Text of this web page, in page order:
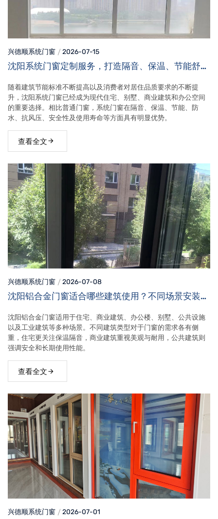
兴德顺系统门窗 2026-07-15
沈阳系统门窗定制服务，打造隔音、保温、节能舒适
随着建筑节能标准不断提高以及消费者对居住品质要求的不断提
升，沈阳系统门窗已经成为现代住宅、别墅、商业建筑和办公空间
的重要选择。相比普通门窗，系统门窗在隔音、保温、节能、防
水、抗风压、安全性及使用寿命等方面具有明显优势。
查看全文
兴德顺系统门窗 2026-07-08
沈阳铝合金门窗适合哪些建筑使用？不同场景安装需
沈阳铝合金门窗适用于住宅、商业建筑、办公楼、别墅、公共设施
以及工业建筑等多种场景。不同建筑类型对于门窗的需求各有侧
重，住宅更关注保温隔音，商业建筑重视美观与耐用，公共建筑则
强调安全和长期使用性能。
查看全文
兴德顺系统门窗 2026-07-01